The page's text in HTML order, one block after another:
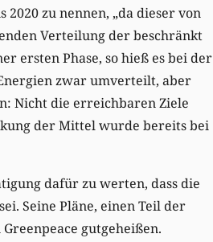
zu nennen, „da dieser von
Verteilung der beschränkt
ersten Phase, so hieß es bei der
zwar umverteilt, aber
Nicht die erreichbaren Ziele
der Mittel wurde bereits bei
dafür zu werten, dass die
Seine Pläne, einen Teil der
gutgeheißen.